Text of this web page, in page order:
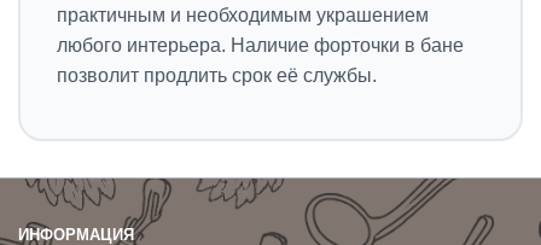
практичным и необходимым украшением
любого интерьера. Наличие форточки в бане
позволит продлить срок её службы.
ИНФОРМАЦИЯ